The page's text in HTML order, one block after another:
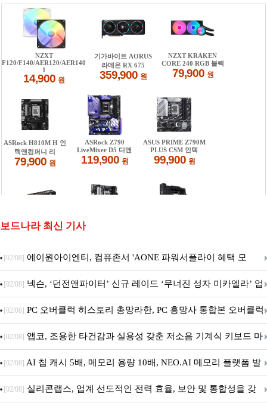
보드나라 최신 기사
[02/08] 에이원아이엔티, 컴퓨존서 'AONE 파워서플라이 혜택 모
음.ZIP' 이벤트 진행
[02/08] 넥슨, ‘던전앤파이터’ 신규 레이드 ‘무너진 성자 미카엘라’ 업
데이트!
[02/08] PC 오버클럭 히스토리 총망라한, PC 흥망사 통합본 오버클럭
특집(1-4편)
[02/08] 앱코, 조용한 타건감과 실용성 갖춘 저소음 기계식 키보드 마
우스 세트 'KM580' 출시
[02/08] AI 칩 캐시 5배, 메모리 용량 10배, NEO.AI 메모리 플랫폼 발
표
[02/08] 실리콘랩스, 업계 선도적인 전력 효율, 보안 및 통합성을 갖